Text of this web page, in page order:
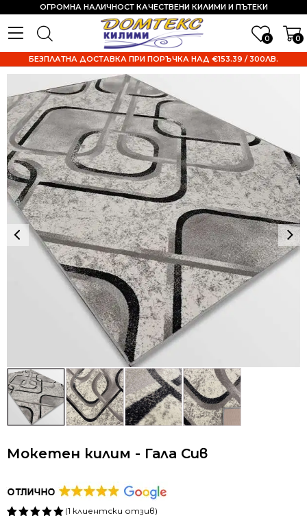
0 0
ОГРОМНА НАЛИЧНОСТ КАЧЕСТВЕНИ КИЛИМИ И ПЪТЕКИ
БЕЗПЛАТНА ДОСТАВКА ПРИ ПОРЪЧКА НАД €153.39 / 300ЛВ.
Мокетен килим - Гала Сив
(1 клиентски отзив)